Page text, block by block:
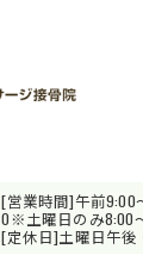
[営業時間]午前9:00
0※土曜日のみ8:00
[定休日]土曜日午後